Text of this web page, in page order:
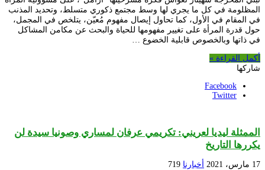
المظلومة في كل ما يجري لها وسط مجتمع ذكوري متسلط، وتحديد المذنب
في المقام في الأول، كما تحاول إيصال مفهوم مُعيّن، يتلخص في المجمل،
حول قدرة المرأة على تغيير مفهومها للحياة والبحث عن مكامن المشاكل
في ذاتها وبالخصوص قابلية الخضوع …
أكمل القراءة »
شاركها
Facebook
Twitter
الممثلة ليديا لعريني: تكريمي عرفان لمساري وصونيا سيدة لن
يكررها التاريخ
17 مارس، 2021 أخبارنا 719